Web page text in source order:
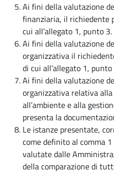
Ai fini della valutazione
finanziaria, il richiedente
cui all’allegato 1, punto 3.
Ai fini della valutazione
organizzativa il
di cui all’allegato 1, punto
Ai fini della valutazione
organizzativa relativa
all’ambiente e alla
presenta la
Le istanze presentate,
come definito al comma
valutate dalle
della comparazione di